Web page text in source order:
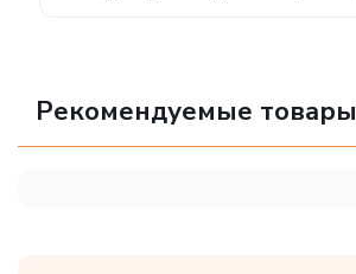
Рекомендуемые товары